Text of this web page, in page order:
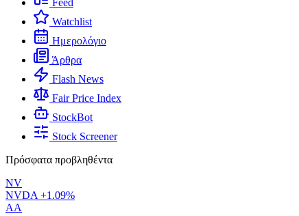
Feed
Watchlist
Ημερολόγιο
Άρθρα
Flash News
Fair Price Index
StockBot
Stock Screener
Πρόσφατα προβληθέντα
NV
NVDA +1.09%
AA